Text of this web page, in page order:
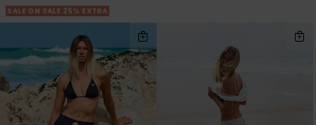
SALE ON SALE 25% EXTRA